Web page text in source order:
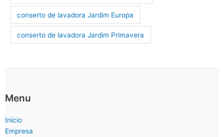
conserto de lavadora Jardim Europa
conserto de lavadora Jardim Primavera
Menu
Início
Empresa